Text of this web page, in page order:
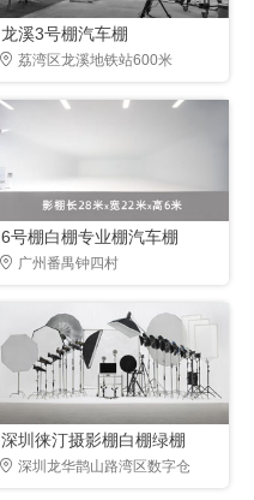
龙溪3号棚汽车棚
荔湾区龙溪地铁站600米
6号棚白棚专业棚汽车棚
广州番禺钟四村
深圳徕汀摄影棚白棚绿棚
深圳龙华鹊山路湾区数字仓